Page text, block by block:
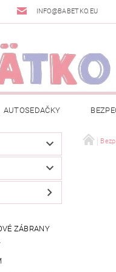
INFO@BABETKO.EU
AUTOSEDAČKY
POSLEDNÁ ŠANCA
ZÁBRANY